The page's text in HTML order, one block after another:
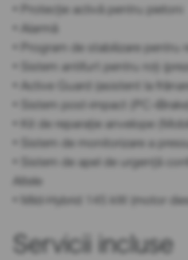
• Protecție activă pentru pietoni
• Alarmă
• Program de stabilizare pentru
• Sistem antifurt pentru roți
• Active Guard (asistent la
• Sistem post-impact (PC-
• Kit de reparație anvelope
• Sistem de monitorizare a
• Sistem de apel de urgență
Altele
• Mild-Hybrid 145 kW (motor
Servicii incluse